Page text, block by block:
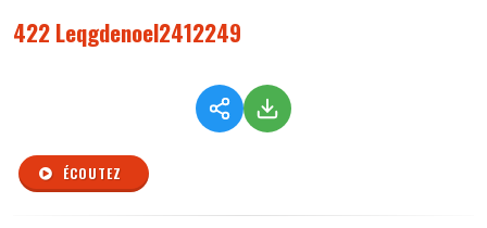
422 Leqgdenoel2412249
ÉCOUTEZ